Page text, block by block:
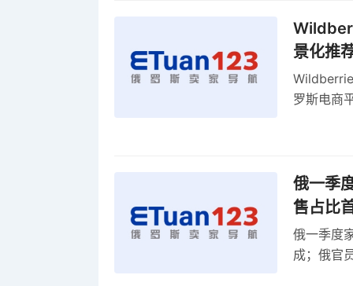
景化推
罗斯电商
俄一季
售占比
俄一季度
成；俄官